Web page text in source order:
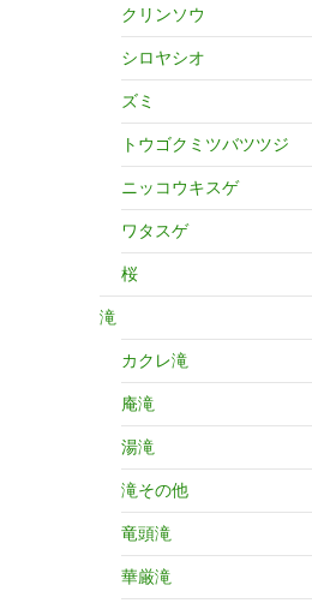
クリンソウ
シロヤシオ
ズミ
トウゴクミツバツツジ
ニッコウキスゲ
ワタスゲ
桜
滝
カクレ滝
庵滝
湯滝
滝その他
竜頭滝
華厳滝